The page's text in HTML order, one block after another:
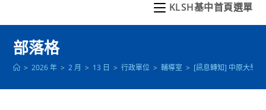
KLSH基中首頁選單
部落格
> 2026 年 > 2 月 > 13 日 > 行政單位 > 輔導室 > [訊息轉知] 中原大學